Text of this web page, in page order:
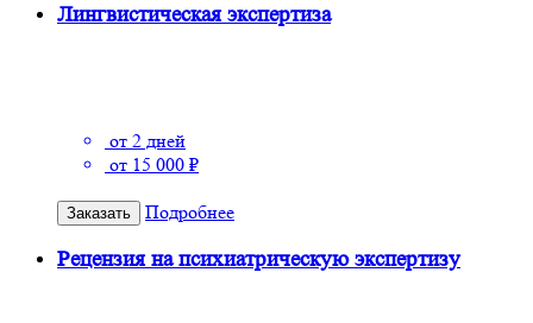
Лингвистическая экспертиза
от 2 дней
от 15 000 ₽
Заказать Подробнее
Рецензия на психиатрическую экспертизу